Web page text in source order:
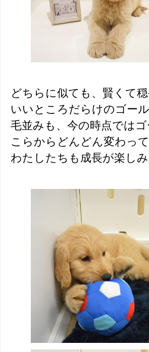
どちらに似ても、賢くて
いいところだらけのゴー
毛並みも、今の時点では
こらからどんどん変わっ
わたしたちも成長が楽し